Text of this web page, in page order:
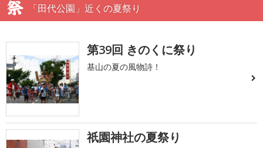
「田代公園」近くの夏祭り
第39回 きのくに祭り
基山の夏の風物詩！
祇園神社の夏祭り